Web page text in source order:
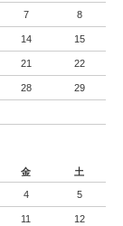
7 8
14 15
21 22
28 29
金 土
4 5
11 12